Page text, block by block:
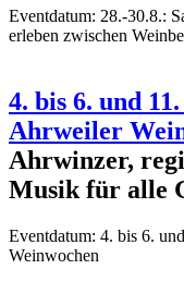
Eventdatum: 28.-30.8.:
erleben zwischen
4. bis 6. und
Ahrweiler
Ahrwinzer,
Musik für alle
Eventdatum: 4. bis 6.
Weinwochen